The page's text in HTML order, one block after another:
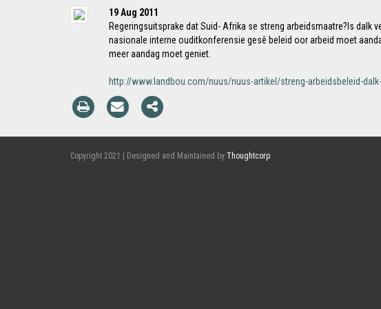
19 Aug 2011
Regeringsuitsprake dat Suid- Afrika se streng arbeidsmaatre?ls dalk
nasionale interne ouditkonferensie gesê beleid oor arbeid moet
meer aandag moet geniet.
http://www.landbou.com/nuus/nuus-artikel/streng-arbeidsbeleid-
Copyright 2021 | Designed and Maintained by Thoughtcorp